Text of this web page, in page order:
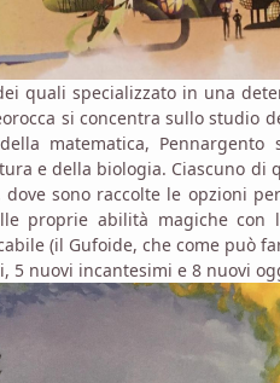
quali specializzato in una
si concentra sullo studio
matematica, Pennargento
e della biologia. Ciascuno
sono raccolte le opzioni
proprie abilità magiche con
(il Gufoide, che come può
5 nuovi incantesimi e 8 nuovi